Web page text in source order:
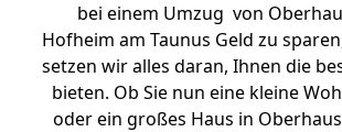
bei einem Umzug von
Hofheim am Taunus Geld zu
setzen wir alles daran, Ihnen die
bieten. Ob Sie nun eine kleine
oder ein großes Haus in